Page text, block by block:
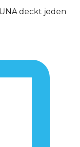
deckt jeden